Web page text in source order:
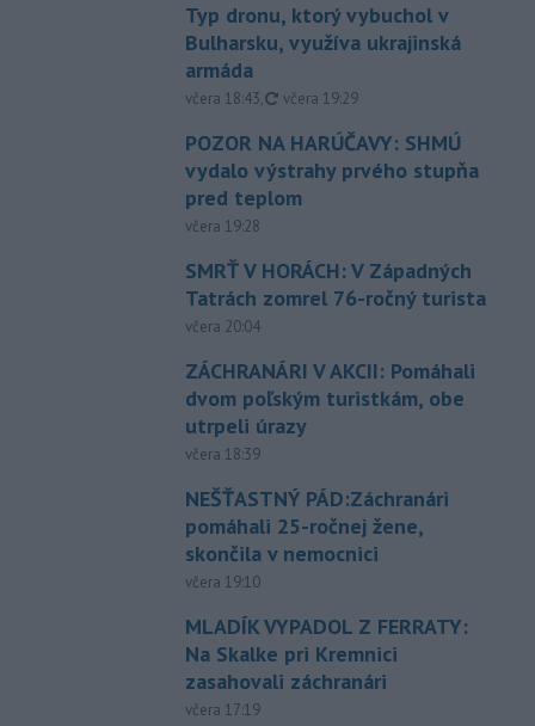
Typ dronu, ktorý vybuchol v
Bulharsku, využíva ukrajinská
armáda
včera 18:43, aktualizované
včera 19:29
POZOR NA HARÚČAVY: SHMÚ
vydalo výstrahy prvého stupňa
pred teplom
včera 19:28
SMRŤ V HORÁCH: V Západných
Tatrách zomrel 76-ročný turista
včera 20:04
ZÁCHRANÁRI V AKCII: Pomáhali
dvom poľským turistkám, obe
utrpeli úrazy
včera 18:39
NEŠŤASTNÝ PÁD:Záchranári
pomáhali 25-ročnej žene,
skončila v nemocnici
včera 19:10
MLADÍK VYPADOL Z FERRATY:
Na Skalke pri Kremnici
zasahovali záchranári
včera 17:19